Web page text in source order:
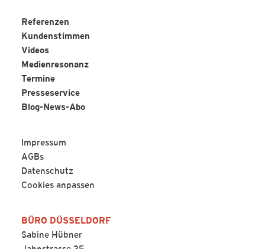
Referenzen
Kundenstimmen
Videos
Medienresonanz
Termine
Presseservice
Blog-News-Abo
Impressum
AGBs
Datenschutz
Cookies anpassen
BÜRO DÜSSELDORF
Sabine Hübner